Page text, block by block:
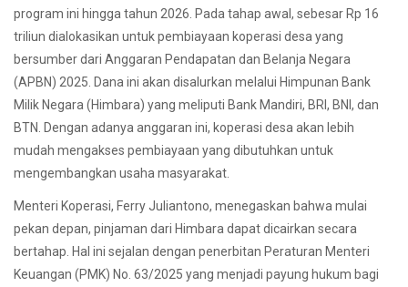
program ini hingga tahun 2026. Pada tahap awal, sebesar Rp 16
triliun dialokasikan untuk pembiayaan koperasi desa yang
bersumber dari Anggaran Pendapatan dan Belanja Negara
(APBN) 2025. Dana ini akan disalurkan melalui Himpunan Bank
Milik Negara (Himbara) yang meliputi Bank Mandiri, BRI, BNI, dan
BTN. Dengan adanya anggaran ini, koperasi desa akan lebih
mudah mengakses pembiayaan yang dibutuhkan untuk
mengembangkan usaha masyarakat.
Menteri Koperasi, Ferry Juliantono, menegaskan bahwa mulai
pekan depan, pinjaman dari Himbara dapat dicairkan secara
bertahap. Hal ini sejalan dengan penerbitan Peraturan Menteri
Keuangan (PMK) No. 63/2025 yang menjadi payung hukum bagi